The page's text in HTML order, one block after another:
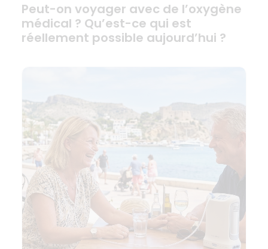
Peut-on voyager avec de l’oxygène
médical ? Qu’est-ce qui est
réellement possible aujourd’hui ?